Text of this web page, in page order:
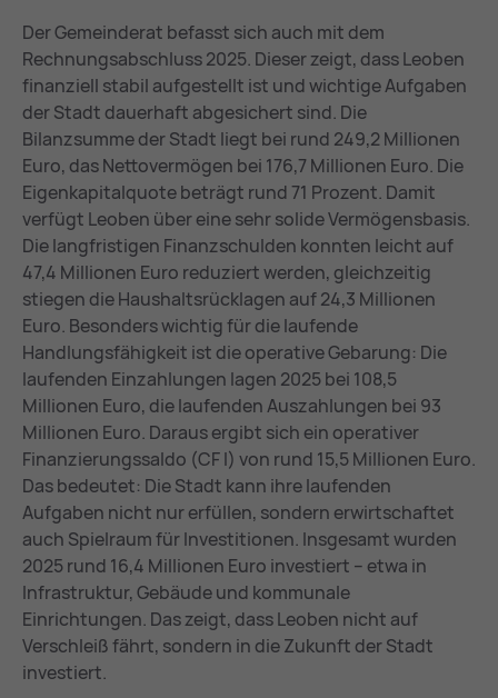
Der Gemeinderat befasst sich auch mit dem
Rechnungsabschluss 2025. Dieser zeigt, dass Leoben
finanziell stabil aufgestellt ist und wichtige Aufgaben
der Stadt dauerhaft abgesichert sind. Die
Bilanzsumme der Stadt liegt bei rund 249,2 Millionen
Euro, das Nettovermögen bei 176,7 Millionen Euro. Die
Eigenkapitalquote beträgt rund 71 Prozent. Damit
verfügt Leoben über eine sehr solide Vermögensbasis.
Die langfristigen Finanzschulden konnten leicht auf
47,4 Millionen Euro reduziert werden, gleichzeitig
stiegen die Haushaltsrücklagen auf 24,3 Millionen
Euro. Besonders wichtig für die laufende
Handlungsfähigkeit ist die operative Gebarung: Die
laufenden Einzahlungen lagen 2025 bei 108,5
Millionen Euro, die laufenden Auszahlungen bei 93
Millionen Euro. Daraus ergibt sich ein operativer
Finanzierungssaldo (CF I) von rund 15,5 Millionen Euro.
Das bedeutet: Die Stadt kann ihre laufenden
Aufgaben nicht nur erfüllen, sondern erwirtschaftet
auch Spielraum für Investitionen. Insgesamt wurden
2025 rund 16,4 Millionen Euro investiert – etwa in
Infrastruktur, Gebäude und kommunale
Einrichtungen. Das zeigt, dass Leoben nicht auf
Verschleiß fährt, sondern in die Zukunft der Stadt
investiert.